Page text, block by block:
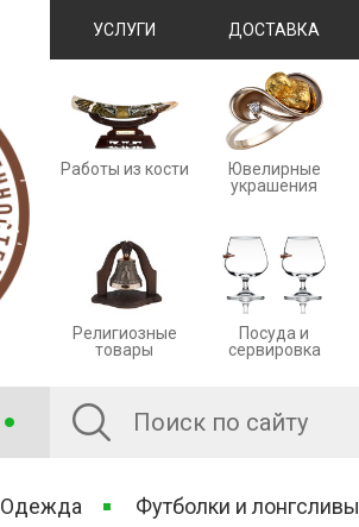
УСЛУГИ ДОСТАВКА
Работы из кости
Ювелирные
украшения
Религиозные
товары
Посуда и
сервировка
Одежда Футболки и лонгсливы